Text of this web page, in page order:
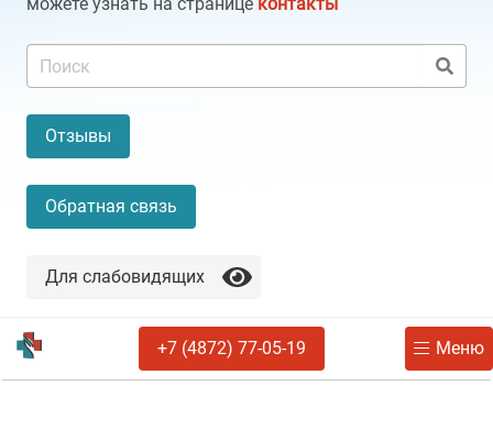
Отзывы
Обратная связь
Для слабовидящих
+7 (4872) 77-05-19 Меню